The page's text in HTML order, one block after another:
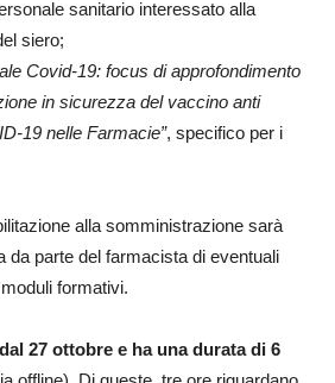
sanitario interessato alla
siero;
Covid-19: focus di approfondimento
in sicurezza del vaccino anti
19 nelle Farmacie”, specifico per i
alla somministrazione sarà
da parte del farmacista di eventuali
formativi.
27 ottobre e ha una durata di 6